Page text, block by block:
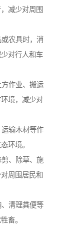
减少对周围
农具时，消
对行人和车
作业、搬运
境，减少对
输木材等作
环境。
、除草、施
周围居民和
清理粪便等
畜。